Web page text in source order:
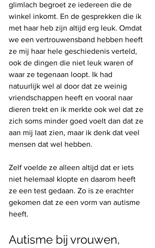
glimlach begroet ze iedereen die de
winkel inkomt. En de gesprekken die ik
met haar heb zijn altijd erg leuk. Omdat
we een vertrouwensband hebben heeft
ze mij haar hele geschiedenis verteld,
ook de dingen die niet leuk waren of
waar ze tegenaan loopt. Ik had
natuurlijk wel al door dat ze weinig
vriendschappen heeft en vooral naar
dieren trekt en ik merkte ook wel dat ze
zich soms minder goed voelt dan dat ze
aan mij laat zien, maar ik denk dat veel
mensen dat wel hebben.
Zelf voelde ze alleen altijd dat er iets
niet helemaal klopte en daarom heeft
ze een test gedaan. Zo is ze erachter
gekomen dat ze een vorm van autisme
heeft.
Autisme bij vrouwen,